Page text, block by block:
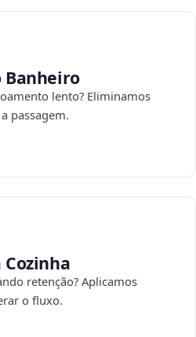
Banheiro
lento? Eliminamos
passagem.
retenção? Aplicamos
o fluxo.